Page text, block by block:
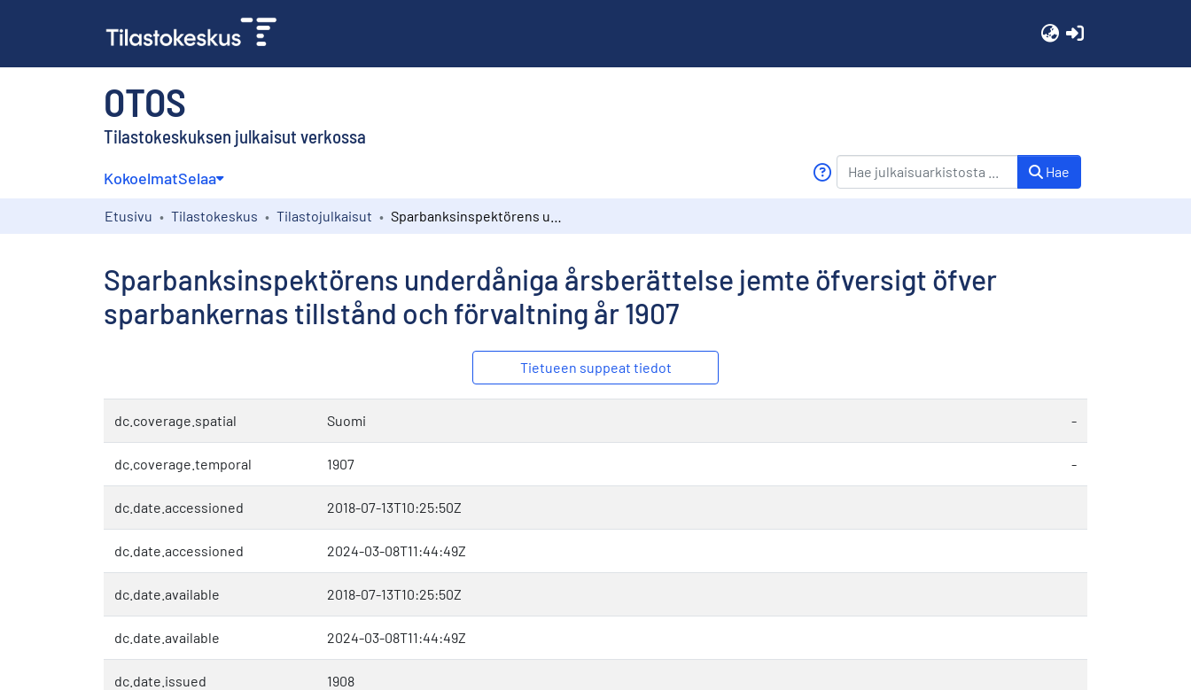
OTOS
Tilastokeskuksen julkaisut verkossa
KokoelmatSelaa Hae
Etusivu Tilastokeskus Tilastojulkaisut
Sparbanksinspektörens underdåniga årsberättelse jemte öfversigt öfver
sparbankernas tillstånd och förvaltning år 1907
Tietueen suppeat tiedot
dc.coverage.spatial Suomi -
dc.coverage.temporal 1907 -
dc.date.accessioned 2018-07-13T10:25:50Z
dc.date.accessioned 2024-03-08T11:44:49Z
dc.date.available 2018-07-13T10:25:50Z
dc.date.available 2024-03-08T11:44:49Z
dc.date.issued 1908